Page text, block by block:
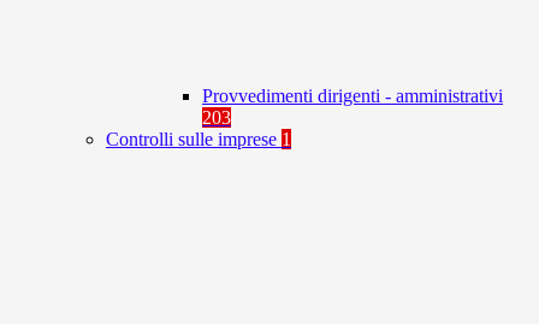
Provvedimenti dirigenti - amministrativi
203
Controlli sulle imprese 1